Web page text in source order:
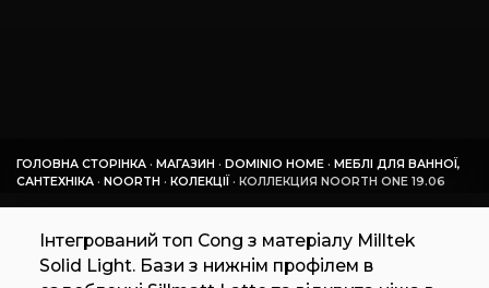
ГОЛОВНА СТОРІНКА · МАГАЗИН · DOMINIO HOME · МЕБЛІ ДЛЯ ВАННОЇ,
САНТЕХНІКА · NOORTH · КОЛЕКЦІЇ · КОЛЛЕКЦИЯ NOORTH ONE 19.06
Інтегрований топ Cong з матеріалу Milltek
Solid Light. Бази з нижнім профілем в